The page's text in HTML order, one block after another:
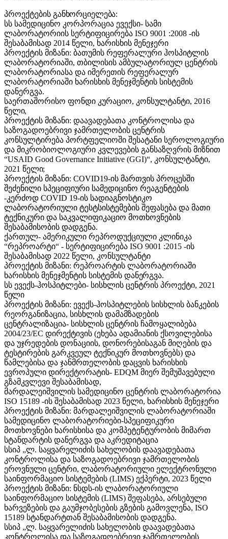
პროექტების განხორციელება:
სს სამედიცინო კორპორაცია ევექსი- სამი
ლაბორატორიის სერტიფიცირება ISO 9001 :2008 -ის
შესაბამისად 2014 წელი, ხარისხის მენეჯერი
პროექტის მიზანი: ბათუმის რეფერალური ჰოსპიტლის
ლაბორატორიაში, თბილისის ამბულატორიულ ცენტრის
ლაბორატორიასა და იმერეთის რეფერალურ
ლაბორატორიაში ხარისხის მენეჯმენტის სისტემის
დანერგვა.
საერთაშორისო ფონდი კურაციო, კონსულტანტი, 2016
წელი,
პროექტის მიზანი: დაავადებათა კონტროლისა და
საზოგადოებრივი ჯამრთელობის ცენტრის
კონსულტირება პორტფელიოში შესატანი სეროლოგიური
და მიკრობიოლოგიური კვლევების განსაზღვრის მიზნით
“USAID Good Governance Initiative (GGI)“, კონსულტანტი,
2021 წელი;
პროექტის მიზანი: COVID19-ის მართვის პროცესში
შეძენილი სპეციფიური სამედიცინო რეაგენტების
-კერძოდ COVID 19-ის სადიაგნოსტიკო
ლაბორატორიული ტესტსისტემების შეფასება და მათი
ტექნიკური და საკვალიფიკაციო მოთხოვნების
შესაბამისობის დადგენა.
ქართულ- ამერიკული რეპროდუქციული კლინიკა
“რეპროარტი“ - სერტიფიცირება ISO 9001 :2015 -ის
შესაბამისად 2022 წელი, კონსულტანტი
პროექტის მიზანი: რეპროარტის ლაბორატორიაში
ხარისხის მენეჯმენტის სისტემის დანერგვა.
სს ევექს-ჰოსპიტლები- სისხლის ცენტრის პროექტი, 2021
წელი
პროექტის მიზანი: ევექს-ჰოსპიტლების სისხლის ბანკების
რეორგანიზაცია, სისხლის დამამზადების
ცენტრალიზაცია- სისხლის ცენტრის ჩამოყალიბება
2004/23/EC დირექტივის (ეხება ადამიანის ქსოვილებისა
და უჯრედების დონაციის, დონორებისაგან მიღების და
ტესტირების გარკვეულ ტექნიკურ მოთხოვნებს) და
წამლებისა და ჯანმრთელობის დაცვის ხარისხის
ევროპული დირექტორატის- EDQM მიერ შემუშავებული
გზამკვლევი შესაბამისად,
მარდალეიშვილის სამედიცინო ცენტრის ლაბორატორია
ISO 15189 -ის შესაბამისად 2023 წელი, ხარისხის მენეჯერი
პროექტის მიზანი: მარდალეიშვილის ლაბორატორიაში
სამედიცინო ლაბორატორიები-სპეციფიკური
მოთხოვნები ხარისხისა და კომპეტენტურობის მიმართ
სტანდარტის დანერგვა და აკრედიტაცია
სსიპ „ლ. საყვარელიძის სახელობის დაავადებათა
კონტროლისა და საზოგადოებრივი ჯამრთელობის
ეროვნული ცენტრი, ლაბორატორიული ელექტრონული
საინფორმაციო სისტემების (LIMS) ექპერტი, 2023 წელი
პროექტის მიზანი: ნსდს-ის ლაბორატორიული
საინფორმაციო სისტემის (LIMS) შეფასება, არსებული
ხარვეზების და გაუმჯობესების გზების გამოვლენა, ISO
15189 სტანდარტთან შესაბამისობის დადგენა.
სსიპ „ლ. საყვარელიძის სახელობის დაავადებათა
კონტროლისა და საზოგადოებრივი ჯამრთელობის